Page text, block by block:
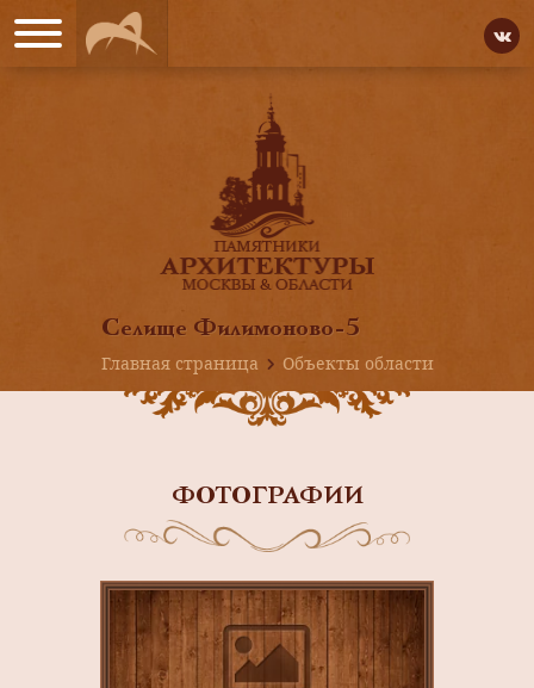
Селище Филимоново-5
Главная страница
Объекты области
ФОТОГРАФИИ